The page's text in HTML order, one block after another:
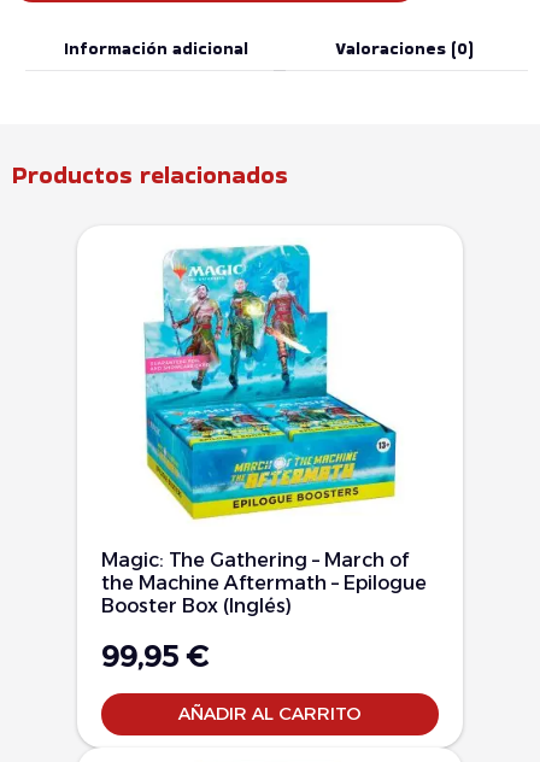
Información adicional Valoraciones (0)
Productos relacionados
Magic: The Gathering – March of
the Machine Aftermath – Epilogue
Booster Box (Inglés)
99,95 €
AÑADIR AL CARRITO